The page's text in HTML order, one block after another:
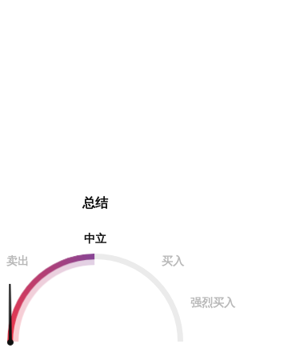
总结
中立
卖出
买入
强烈买入